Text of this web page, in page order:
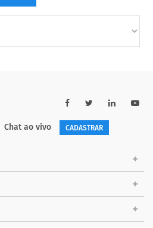
Chat ao vivo CADASTRAR